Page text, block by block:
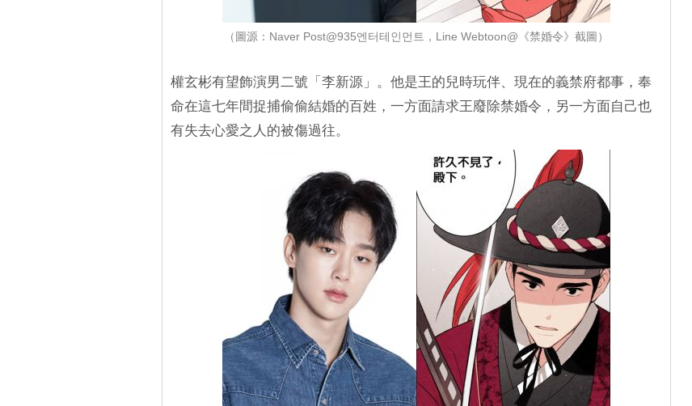
（圖源：Naver Post@935엔터테인먼트，Line Webtoon@《禁婚令》截圖）
權玄彬有望飾演男二號「李新源」。他是王的兒時玩伴、現在的義禁府都事，奉
命在這七年間捉捕偷偷結婚的百姓，一方面請求王廢除禁婚令，另一方面自己也
有失去心愛之人的被傷過往。